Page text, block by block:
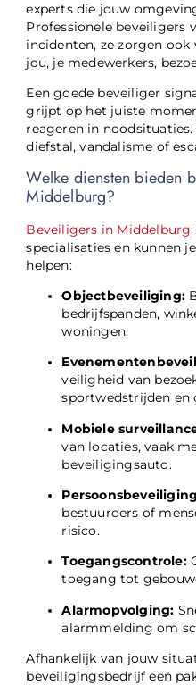
experts die jouw
Professionele beveiligers
incidenten, ze zorgen
jou, je medewerkers,
Een goede beveiliger
grijpt op het juiste
reageren in
diefstal, vandalisme of
Welke diensten bieden
Middelburg?
Beveiligers in Middelburg
specialisaties en kunnen
helpen:
Objectbeveiliging:
bedrijfspanden,
woningen.
veiligheid van
sportwedstrijden en
Mobiele
van locaties, vaak
beveiligingsauto.
bestuurders of
risico.
Toegangscontrole:
toegang tot
Alarmopvolging:
alarmmelding om
Afhankelijk van jouw
beveiligingsbedrijf een